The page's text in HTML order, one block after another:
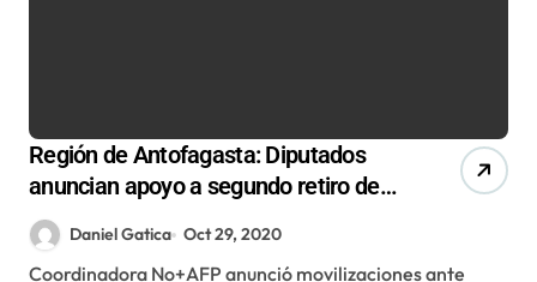
Región de Antofagasta: Diputados
anuncian apoyo a segundo retiro de
fondos de AFP
Daniel Gatica Oct 29, 2020
Coordinadora No+AFP anunció movilizaciones ante